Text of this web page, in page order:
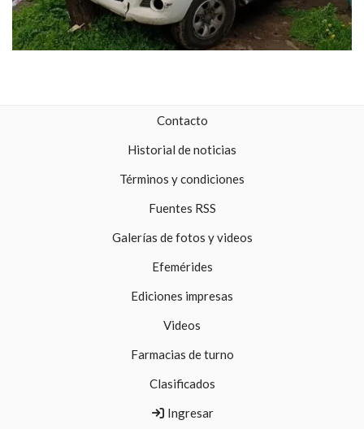
Contacto
Historial de noticias
Términos y condiciones
Fuentes RSS
Galerías de fotos y videos
Efemérides
Ediciones impresas
Videos
Farmacias de turno
Clasificados
Ingresar